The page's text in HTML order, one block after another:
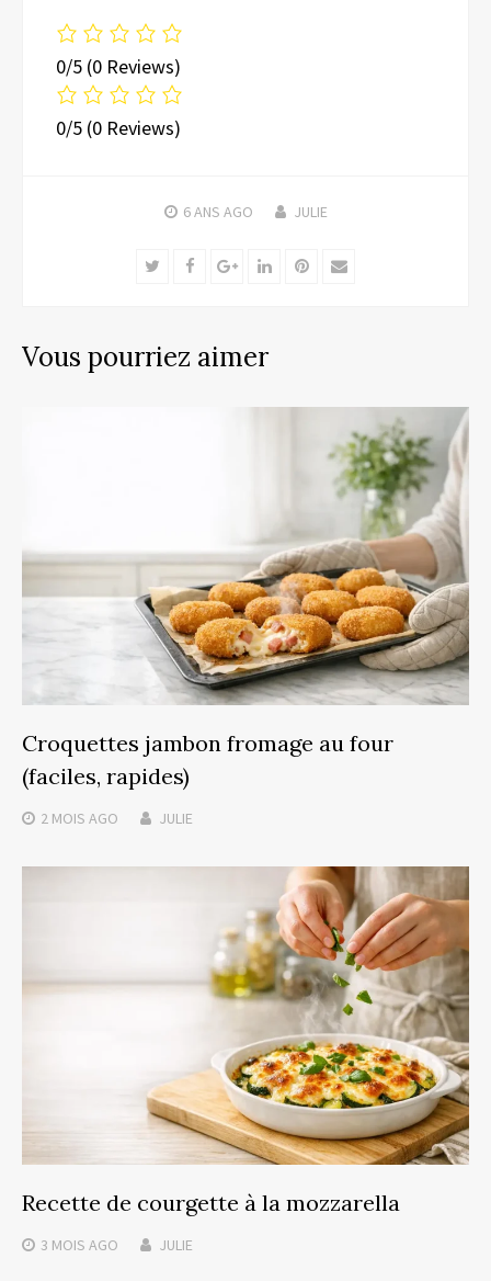
0/5 (0 Reviews)
0/5 (0 Reviews)
6 ANS AGO JULIE
TwitterFacebookGoogle+LinkedInPinterest
Email
Vous pourriez aimer
Croquettes jambon fromage au four
(faciles, rapides)
2 MOIS AGO JULIE
Recette de courgette à la mozzarella
3 MOIS AGO JULIE